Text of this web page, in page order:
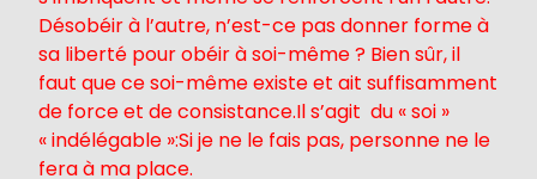
Désobéir à l’autre, n’est-ce pas donner forme à
sa liberté pour obéir à soi-même ? Bien sûr, il
faut que ce soi-même existe et ait suffisamment
de force et de consistance.Il s’agit du « soi »
« indélégable »:Si je ne le fais pas, personne ne le
fera à ma place.